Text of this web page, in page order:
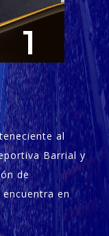
1
al
Barrial y
de
en